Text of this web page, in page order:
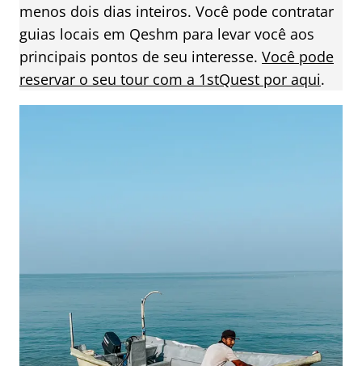
menos dois dias inteiros. Você pode contratar
guias locais em Qeshm para levar você aos
principais pontos de seu interesse. Você pode
reservar o seu tour com a 1stQuest por aqui.